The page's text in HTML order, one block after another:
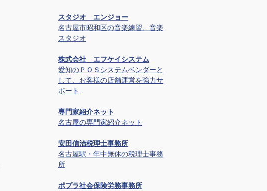
スタジオ エンジョー
名古屋市昭和区の音楽練習、音楽
スタジオ
株式会社 エフケイシステム
愛知のＰＯＳシステムベンダーと
して、お客様の店舗運営を強力サ
ポート
専門家紹介ネット
名古屋の専門家紹介ネット
安田信治税理士事務所
名古屋駅・年中無休の税理士事務
所
ポプラ社会保険労務事務所